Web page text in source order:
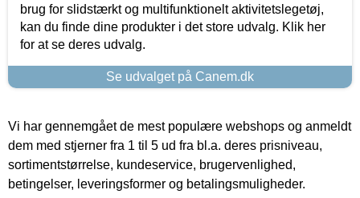
brug for slidstærkt og multifunktionelt aktivitetslegetøj,
kan du finde dine produkter i det store udvalg. Klik her
for at se deres udvalg.
Se udvalget på Canem.dk
Vi har gennemgået de mest populære webshops og anmeldt
dem med stjerner fra 1 til 5 ud fra bl.a. deres prisniveau,
sortimentstørrelse, kundeservice, brugervenlighed,
betingelser, leveringsformer og betalingsmuligheder.